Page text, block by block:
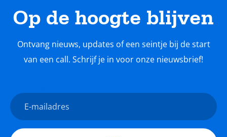
Op de hoogte blijven
Ontvang nieuws, updates of een seintje bij de start
van een call. Schrijf je in voor onze nieuwsbrief!
E-
mailadres